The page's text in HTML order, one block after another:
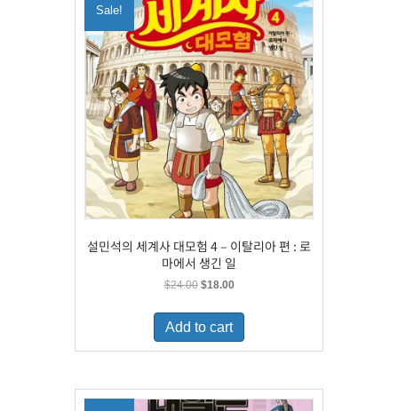
Sale!
설민석의 세계사 대모험 4 – 이탈리아 편 : 로
마에서 생긴 일
$24.00 Original
was:
$24.00.
$18.00Current
is:
$18.00.
Add to cart